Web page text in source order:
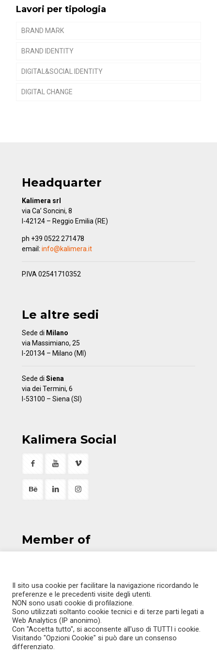
Lavori per tipologia
BRAND MARK
BRAND IDENTITY
DIGITAL&SOCIAL IDENTITY
DIGITAL CHANGE
Headquarter
Kalimera srl
via Ca’ Soncini, 8
I-42124 – Reggio Emilia (RE)
ph +39 0522 271478
email: info@kalimera.it
P.IVA 02541710352
Le altre sedi
Sede di Milano
via Massimiano, 25
I-20134 – Milano (MI)
Sede di Siena
via dei Termini, 6
I-53100 – Siena (SI)
Kalimera Social
Member of
ITALIANO
ENGLISH
Il sito usa cookie per facilitare la navigazione ricordando le
preferenze e le precedenti visite degli utenti.
NON sono usati cookie di profilazione.
Sono utilizzati soltanto cookie tecnici e di terze parti legati a
Web Analytics (IP anonimo).
Con "Accetta tutto", si acconsente all'uso di TUTTI i cookie.
Visitando "Opzioni Cookie" si può dare un consenso
differenziato.